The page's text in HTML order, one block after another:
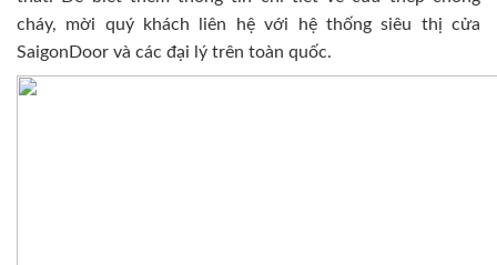
cháy, mời quý khách liên hệ với hệ thống siêu thị cửa
SaigonDoor và các đại lý trên toàn quốc.